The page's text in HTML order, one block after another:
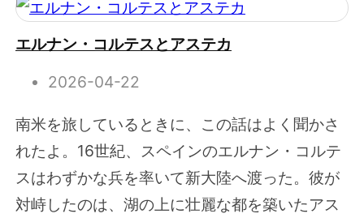
エルナン・コルテスとアステカ
2026-04-22
南米を旅しているときに、この話はよく聞かさ
れたよ。16世紀、スペインのエルナン・コルテ
スはわずかな兵を率いて新大陸へ渡った。彼が
対峙したのは、湖の上に壮麗な都を築いたアス